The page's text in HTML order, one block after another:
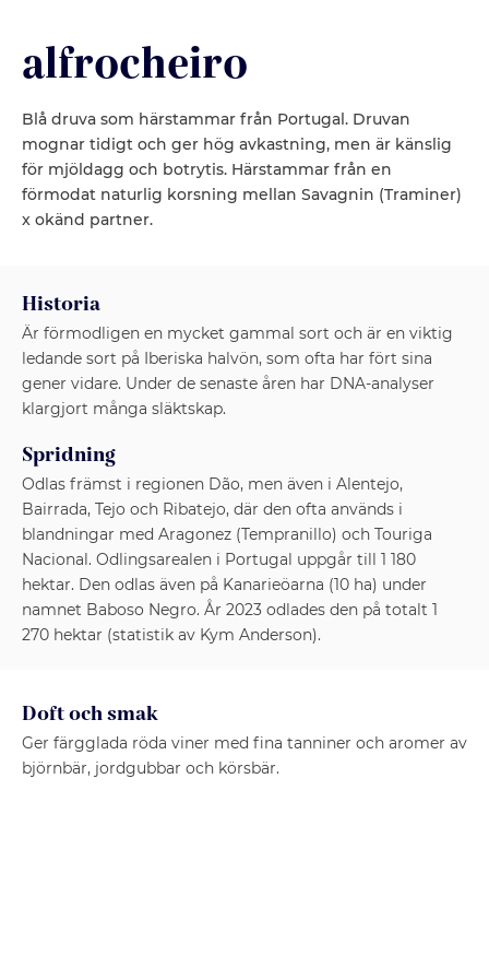
alfrocheiro
Blå druva som härstammar från Portugal. Druvan
mognar tidigt och ger hög avkastning, men är känslig
för mjöldagg och botrytis. Härstammar från en
förmodat naturlig korsning mellan Savagnin (Traminer)
x okänd partner.
Historia
Är förmodligen en mycket gammal sort och är en viktig
ledande sort på Iberiska halvön, som ofta har fört sina
gener vidare. Under de senaste åren har DNA-analyser
klargjort många släktskap.
Spridning
Odlas främst i regionen Dão, men även i Alentejo,
Bairrada, Tejo och Ribatejo, där den ofta används i
blandningar med Aragonez (Tempranillo) och Touriga
Nacional. Odlingsarealen i Portugal uppgår till 1 180
hektar. Den odlas även på Kanarieöarna (10 ha) under
namnet Baboso Negro. År 2023 odlades den på totalt 1
270 hektar (statistik av Kym Anderson).
Doft och smak
Ger färgglada röda viner med fina tanniner och aromer av
björnbär, jordgubbar och körsbär.